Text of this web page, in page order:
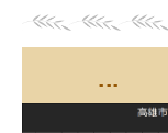
...